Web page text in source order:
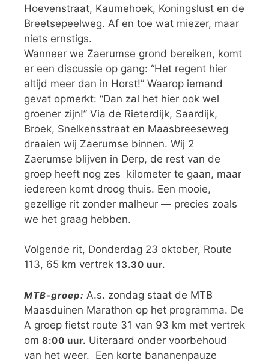
Hoevenstraat, Kaumehoek, Koningslust en de
Breetsepeelweg. Af en toe wat miezer, maar
niets ernstigs.
Wanneer we Zaerumse grond bereiken, komt
er een discussie op gang: “Het regent hier
altijd meer dan in Horst!” Waarop iemand
gevat opmerkt: “Dan zal het hier ook wel
groener zijn!” Via de Rieterdijk, Saardijk,
Broek, Snelkensstraat en Maasbreeseweg
draaien wij Zaerumse binnen. Wij 2
Zaerumse blijven in Derp, de rest van de
groep heeft nog zes kilometer te gaan, maar
iedereen komt droog thuis. Een mooie,
gezellige rit zonder malheur — precies zoals
we het graag hebben.
Volgende rit, Donderdag 23 oktober, Route
113, 65 km vertrek 13.30 uur.
MTB-groep: A.s. zondag staat de MTB
Maasduinen Marathon op het programma. De
A groep fietst route 31 van 93 km met vertrek
om 8:00 uur. Uiteraard onder voorbehoud
van het weer. Een korte bananenpauze